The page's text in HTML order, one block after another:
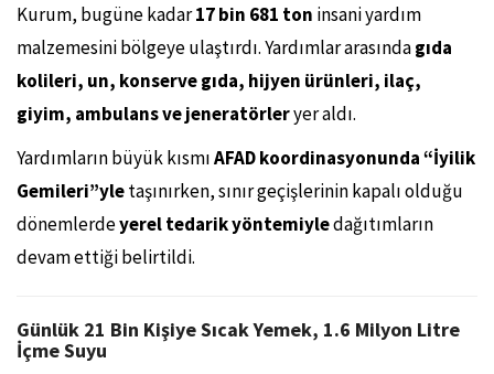
Kurum, bugüne kadar17 bin 681 ton insani yardım
malzemesini bölgeye ulaştırdı. Yardımlar arasındagıda
kolileri, un, konserve gıda, hijyen ürünleri, ilaç,
giyim, ambulans ve jeneratörleryer aldı.
Yardımların büyük kısmıAFAD koordinasyonunda “İyilik
Gemileri”yletaşınırken, sınır geçişlerinin kapalı olduğu
dönemlerdeyerel tedarik yöntemiyledağıtımların
devam ettiği belirtildi.
Günlük 21 Bin Kişiye Sıcak Yemek, 1.6 Milyon Litre
İçme Suyu